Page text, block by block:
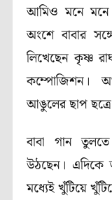
আমিও মনে মনে
অংশে বাবার
লিখেছেন কৃষ্ণ
কম্পোজিশন।
আঙুলের ছাপ ছত্রে
বাবা গান
উঠছেন। এদিকে
মধ্যেই খুঁটিয়ে